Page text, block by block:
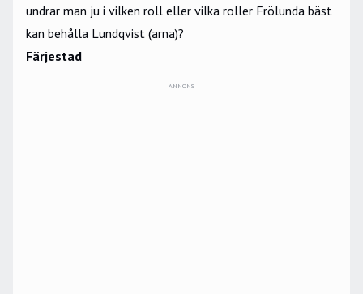
undrar man ju i vilken roll eller vilka roller Frölunda bäst
kan behålla Lundqvist (arna)?
Färjestad
ANNONS